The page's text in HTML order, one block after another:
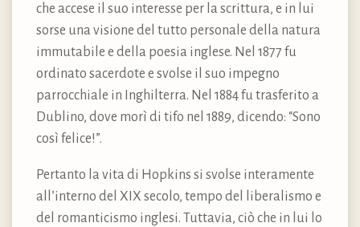
che accese il suo interesse per la scrittura, e in lui
sorse una visione del tutto personale della natura
immutabile e della poesia inglese. Nel 1877 fu
ordinato sacerdote e svolse il suo impegno
parrocchiale in Inghilterra. Nel 1884 fu trasferito a
Dublino, dove morì di tifo nel 1889, dicendo: “Sono
così felice!”.
Pertanto la vita di Hopkins si svolse interamente
all’interno del XIX secolo, tempo del liberalismo e
del romanticismo inglesi. Tuttavia, ciò che in lui lo